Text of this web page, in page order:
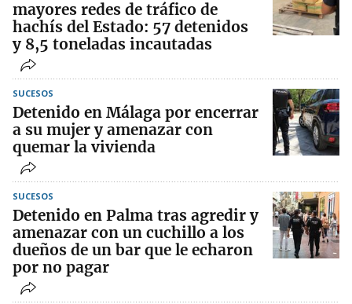
mayores redes de tráfico de
hachís del Estado: 57 detenidos
y 8,5 toneladas incautadas
SUCESOS
Detenido en Málaga por encerrar
a su mujer y amenazar con
quemar la vivienda
SUCESOS
Detenido en Palma tras agredir y
amenazar con un cuchillo a los
dueños de un bar que le echaron
por no pagar